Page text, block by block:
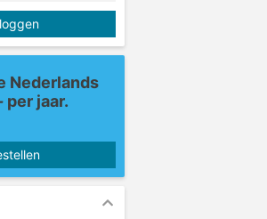
Nederlands
per jaar.